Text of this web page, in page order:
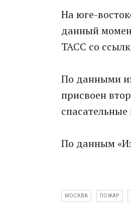
На юге-
данный
ТАСС со
По данными
присвоен
По данным
МОСКВА ПОЖАР